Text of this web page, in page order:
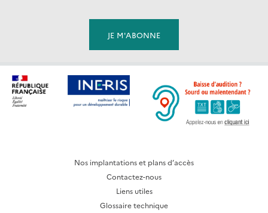
Nos implantations et plans d’accès
Contactez-nous
Liens utiles
Glossaire technique